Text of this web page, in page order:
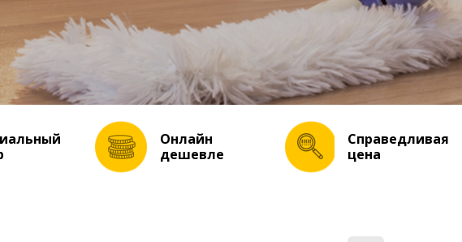
Онлайн
дешевле
Справедливая
цена